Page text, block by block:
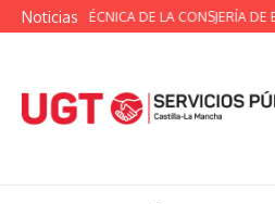
Saltar al contenido
Noticias
MESA TÉCNICA DE LA CONSJERÍA